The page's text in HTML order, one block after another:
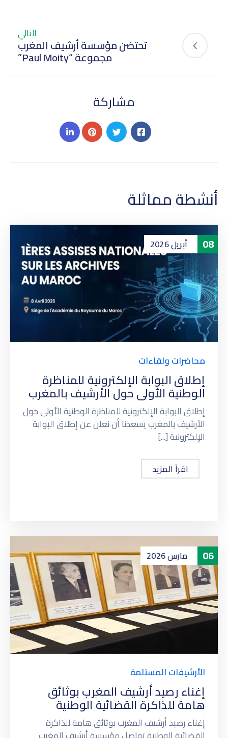
التالي
تحتضن مؤسسة أرشيف المغرب
مجموعة “Paul Moity”
مشاركة
أنشطة مماثلة
08 أبريل2026
محاضرات ولقاءات
إطلاق البوابة الإلكترونية للمناظرة
الوطنية الأولى حول الأرشيف بالمغرب
إطلاق البوابة الإلكترونية للمناظرة الوطنية الأولى حول
الأرشيف بالمغرب يسعدنا أن نعلن عن إطلاق البوابة
الإلكترونية [...]
اقرأ المزيد
06 مارس2026
الأرشيفات المستلمة
إغناء رصيد أرشيف المغرب بوثائق
هامة للذاكرة القضائية الوطنية
إغناء رصيد أرشيف المغرب بوثائق هامة للذاكرة